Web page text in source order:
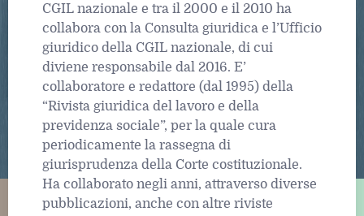
CGIL nazionale e tra il 2000 e il 2010 ha
collabora con la Consulta giuridica e l’Ufficio
giuridico della CGIL nazionale, di cui
diviene responsabile dal 2016. E’
collaboratore e redattore (dal 1995) della
“Rivista giuridica del lavoro e della
previdenza sociale”, per la quale cura
periodicamente la rassegna di
giurisprudenza della Corte costituzionale.
Ha collaborato negli anni, attraverso diverse
pubblicazioni, anche con altre riviste